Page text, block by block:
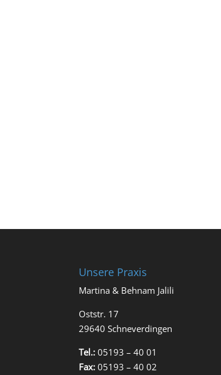
Unsere Praxis
Martina & Behnam Jalili
Oststr. 17
29640 Schneverdingen
Tel.: 05193 – 40 01
Fax: 05193 – 40 02